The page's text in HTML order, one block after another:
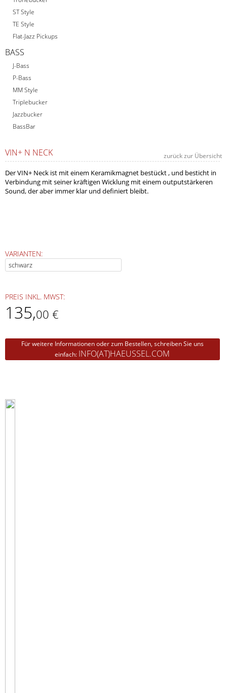
ST Style
TE Style
Flat-Jazz Pickups
BASS
J-Bass
P-Bass
MM Style
Triplebucker
Jazzbucker
BassBar
VIN+ N NECK zurück zur Übersicht
Der VIN+ Neck ist mit einem Keramikmagnet bestückt , und besticht in
Verbindung mit seiner kräftigen Wicklung mit einem outputstärkeren
Sound, der aber immer klar und definiert bleibt.
VARIANTEN:
PREIS INKL. MWST:
135,00 €
Für weitere Informationen oder zum Bestellen, schreiben Sie uns
einfach: INFO(AT)HAEUSSEL.COM